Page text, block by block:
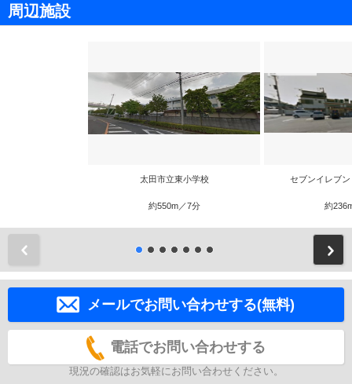
周辺施設
太田市立東小学校
約550m／7分
セブンイレブ
約
メールでお問い合わせする(無料)
電話でお問い合わせする
現況の確認はお気軽にお問い合わせください。